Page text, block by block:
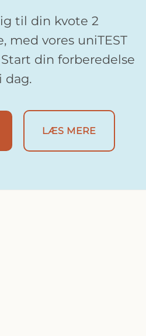
til din kvote 2
med vores uniTEST
din forberedelse
i dag.
LÆS MERE